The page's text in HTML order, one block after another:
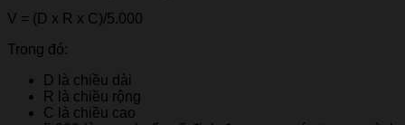
V = (D x R x C)/5.000
Trong đó:
D là chiều dài
R là chiều rộng
C là chiều cao